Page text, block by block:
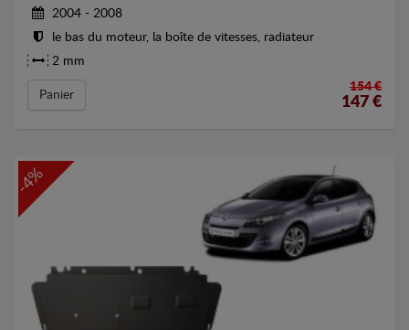
2004 - 2008
le bas du moteur, la boîte de vitesses, radiateur
2 mm
Panier
154 €
147 €
-4%